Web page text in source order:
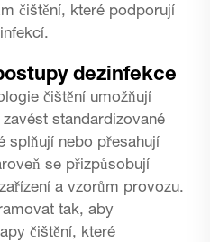
čištění, které podporují
dezinfekce
čištění umožňují
standardizované
splňují nebo přesahují
se přizpůsobují
a vzorům provozu.
tak, aby
čištění, které